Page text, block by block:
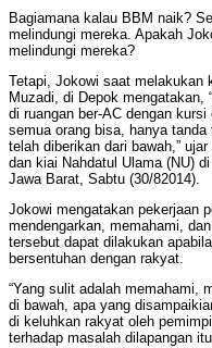
Bagiamana kalau BBM naik?
melindungi mereka. Apakah
melindungi mereka?
Tetapi, Jokowi saat melakukan
Muzadi, di Depok mengatakan,
di ruangan ber-AC dengan
semua orang bisa, hanya
telah diberikan dari bawah,”
dan kiai Nahdatul Ulama (NU)
Jawa Barat, Sabtu (30/82014).
Jokowi mengatakan pekerjaan
mendengarkan, memahami,
tersebut dapat dilakukan
bersentuhan dengan rakyat.
“Yang sulit adalah memahami,
di bawah, apa yang
di keluhkan rakyat oleh
terhadap masalah dilapangan